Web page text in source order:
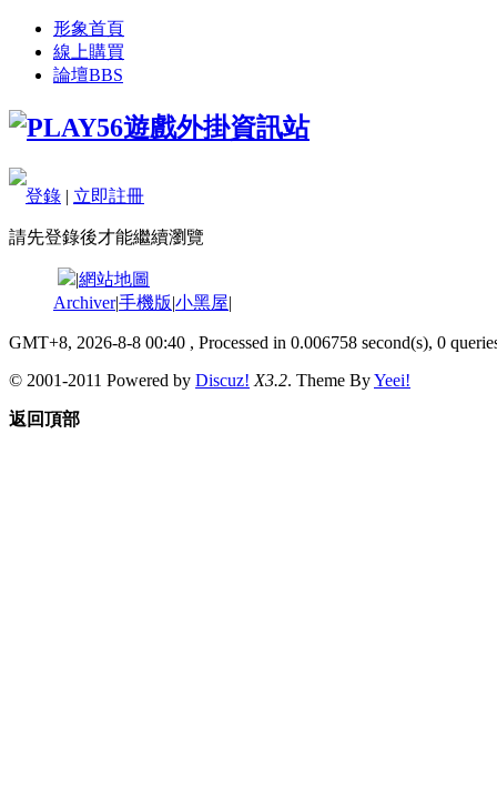
形象首頁
線上購買
論壇BBS
登錄 | 立即註冊
請先登錄後才能繼續瀏覽
|網站地圖
Archiver|手機版|小黑屋|
GMT+8, 2026-8-8 00:40 , Processed in 0.006758 second(s), 0
© 2001-2011 Powered by Discuz! X3.2. Theme ByYeei!
返回頂部